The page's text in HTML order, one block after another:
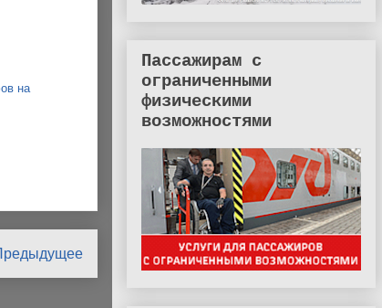
на
Пассажирам с
ограниченными
физическими
возможностями